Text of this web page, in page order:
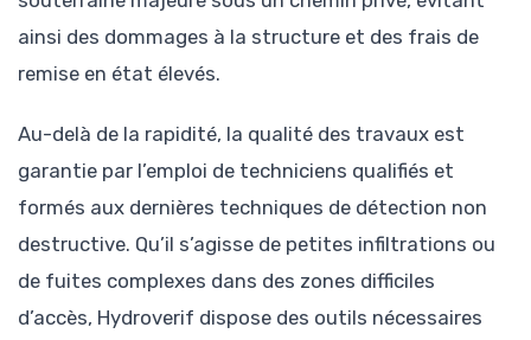
ainsi des dommages à la structure et des frais de
remise en état élevés.
Au-delà de la rapidité, la qualité des travaux est
garantie par l’emploi de techniciens qualifiés et
formés aux dernières techniques de détection non
destructive. Qu’il s’agisse de petites infiltrations ou
de fuites complexes dans des zones difficiles
d’accès, Hydroverif dispose des outils nécessaires